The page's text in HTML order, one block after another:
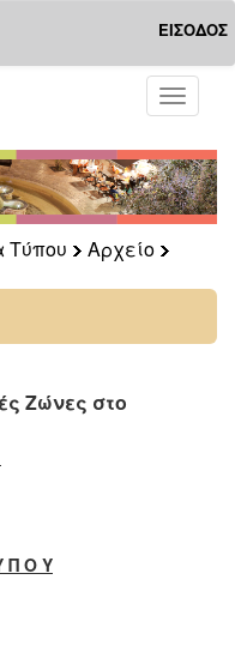
ΕΙΣΟΔΟΣ
Toggle
Τύπου
Αρχείο
Ζώνες στο
Π Ο Υ